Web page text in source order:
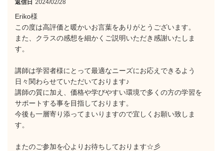
返信日 2024/02/28
Eriko様
この度は高評価と暖かいお言葉をありがとうございます。
また、クラスの感想を細かくご説明いただき感謝いたしま
す。
講師は学習者様にとって最適なニーズにお応えできるよう
日々関わらせていただいております♪
講師の質に加え、価格や学びやすい環境で多くの方の学習を
サポートする事を目指しております。
今後も一層寄り添ってまいりますので宜しくお願い致しま
す。
またのご参加を心よりお待ちしております☆彡